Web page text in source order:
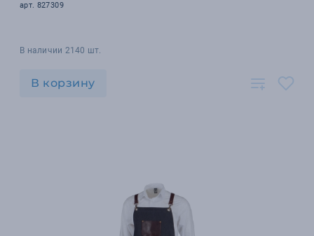
арт. 827309
В наличии 2140 шт.
В корзину